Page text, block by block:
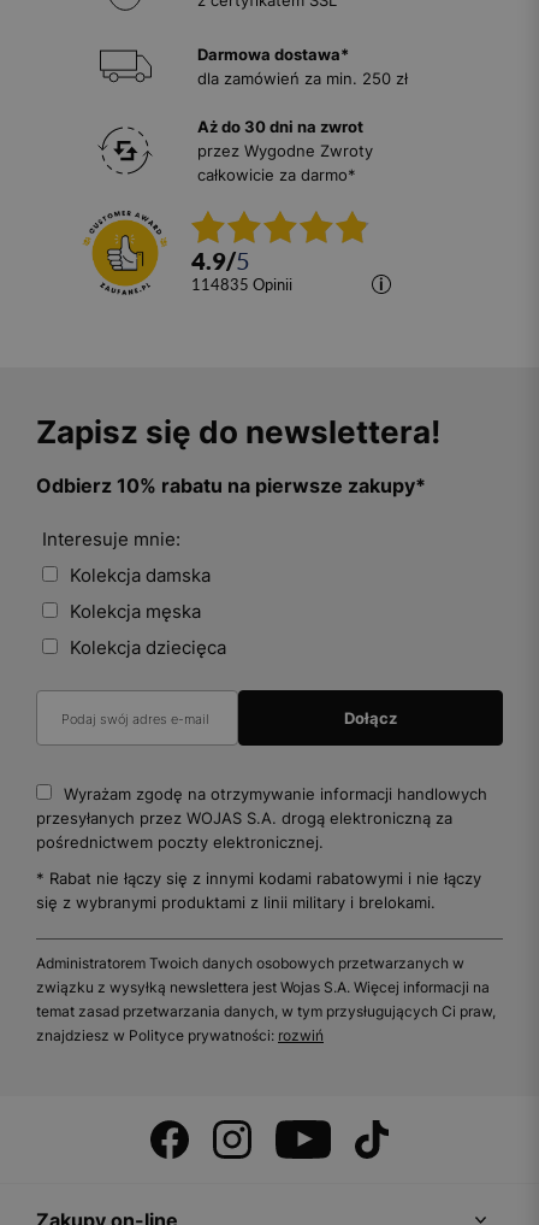
Darmowa dostawa*
dla zamówień za min. 250 zł
Aż do 30 dni na zwrot
przez Wygodne Zwroty
całkowicie za darmo*
4.9/5
114835 opinii
Zapisz się do newslettera!
Odbierz 10% rabatu na pierwsze zakupy*
Interesuje mnie:
Kolekcja damska
Kolekcja męska
Kolekcja dziecięca
Wyrażam zgodę na otrzymywanie informacji handlowych
przesyłanych przez WOJAS S.A. drogą elektroniczną za
pośrednictwem poczty elektronicznej.
* Rabat nie łączy się z innymi kodami rabatowymi i nie łączy
się z wybranymi produktami z linii military i brelokami.
Administratorem Twoich danych osobowych przetwarzanych w
związku z wysyłką newslettera jest Wojas S.A. Więcej informacji na
temat zasad przetwarzania danych, w tym przysługujących Ci praw,
znajdziesz w Polityce prywatności: rozwiń
Zakupy on-line